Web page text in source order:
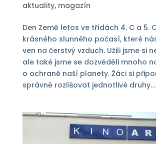
aktuality, magazín
Den Země letos ve třídách 4. C a 5.
krásného slunného počasí, které
ven na čerstvý vzduch. Užili jsme si
ale také jsme se dozvěděli mnoho
o ochraně naší planety. Žáci si
správně rozlišovat jednotlivé druhy...